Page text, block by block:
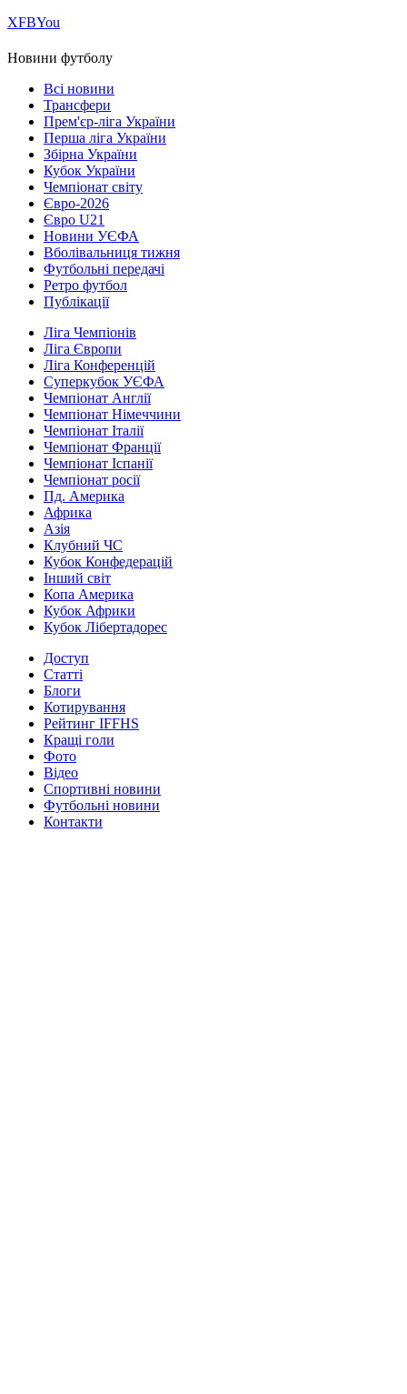
ХFBYou
Новини футболу
Всі новини
Трансфери
Прем'єр-ліга України
Перша ліга України
Збірна України
Кубок України
Чемпіонат світу
Євро-2026
Євро U21
Новини УЄФА
Вболівальниця тижня
Футбольні передачі
Ретро футбол
Публікації
Ліга Чемпіонів
Ліга Європи
Ліга Конференцій
Суперкубок УЄФА
Чемпіонат Англії
Чемпіонат Німеччини
Чемпіонат Італії
Чемпіонат Франції
Чемпіонат Іспанії
Чемпіонат росії
Пд. Америка
Африка
Азія
Клубний ЧС
Кубок Конфедерацій
Інший світ
Копа Америка
Кубок Африки
Кубок Лібертадорес
Доступ
Статті
Блоги
Котирування
Рейтинг IFFHS
Кращі голи
Фото
Відео
Спортивні новини
Футбольні новини
Контакти